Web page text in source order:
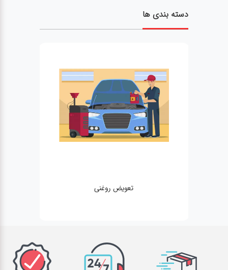
دسته بندی ها